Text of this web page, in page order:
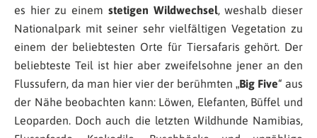
es hier zu einem stetigen Wildwechsel, weshalb dieser
Nationalpark mit seiner sehr vielfältigen Vegetation zu
einem der beliebtesten Orte für Tiersafaris gehört. Der
beliebteste Teil ist hier aber zweifelsohne jener an den
Flussufern, da man hier vier der berühmten „Big Five“ aus
der Nähe beobachten kann: Löwen, Elefanten, Büffel und
Leoparden. Doch auch die letzten Wildhunde Namibias,